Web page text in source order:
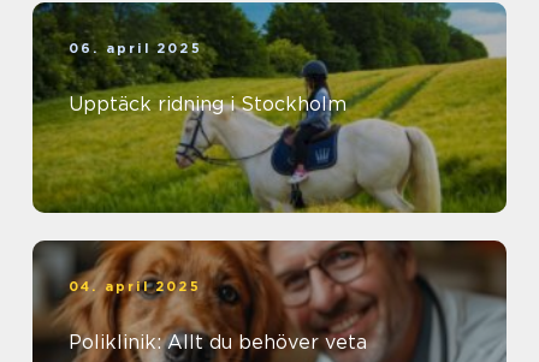
06. april 2025
Upptäck ridning i Stockholm
04. april 2025
Poliklinik: Allt du behöver veta